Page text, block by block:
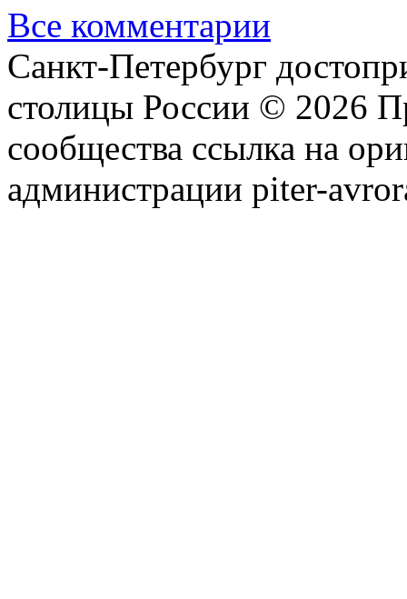
Все комментарии
Санкт-Петербург
столицы России © 2026
сообщества ссылка на
администрации piter-